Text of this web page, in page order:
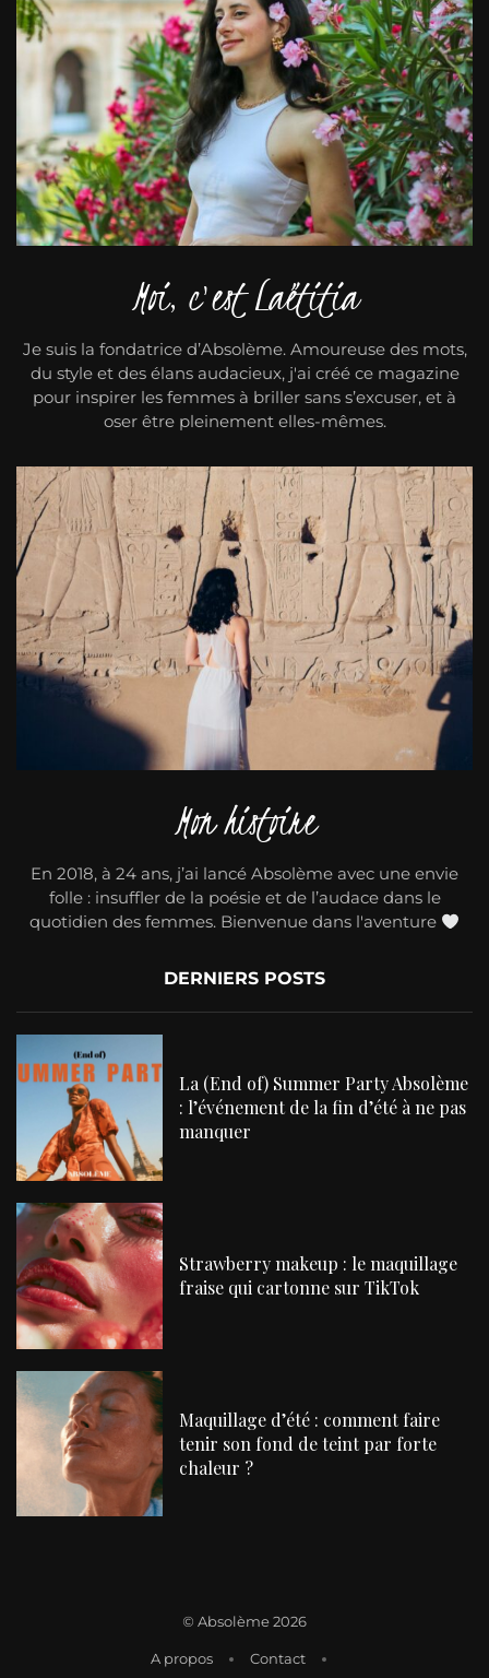
Moi, c'est Laëtitia
Je suis la fondatrice d’Absolème. Amoureuse des mots,
du style et des élans audacieux, j'ai créé ce magazine
pour inspirer les femmes à briller sans s’excuser, et à
oser être pleinement elles-mêmes.
Mon histoire
En 2018, à 24 ans, j’ai lancé Absolème avec une envie
folle : insuffler de la poésie et de l’audace dans le
quotidien des femmes. Bienvenue dans l'aventure
DERNIERS POSTS
La (End of) Summer Party Absolème
: l’événement de la fin d’été à ne pas
manquer
Strawberry makeup : le maquillage
fraise qui cartonne sur TikTok
Maquillage d’été : comment faire
tenir son fond de teint par forte
chaleur ?
© Absolème 2026
A propos
Contact